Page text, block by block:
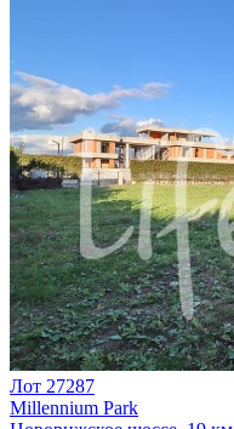
Лот 27287
Millennium Park